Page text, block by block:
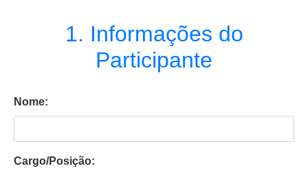
1. Informações do
Participante
Nome:
Cargo/Posição: